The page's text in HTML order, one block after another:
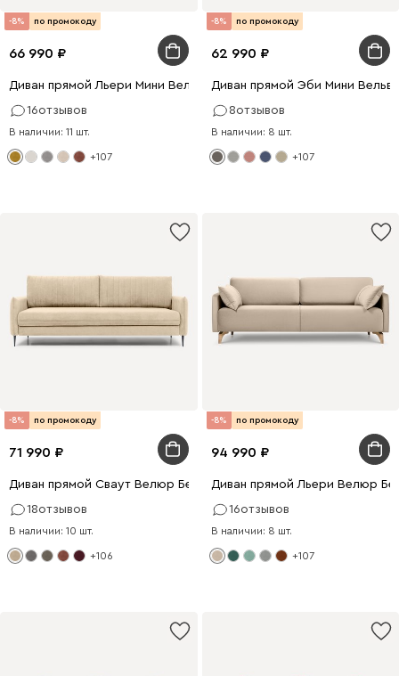
-8% по промокоду
66 990
Диван прямой Льери Мини Велюр Горчичный
16отзывов
В наличии: 11 шт.
+107
-8% по промокоду
62 990
Диван прямой Эби Мини
8отзывов
В наличии: 8 шт.
+107
-8% по промокоду
71 990
Диван прямой Сваут Велюр Бежевый
18отзывов
В наличии: 10 шт.
+106
-8% по промокоду
94 990
Диван прямой Льери Велюр
16отзывов
В наличии: 8 шт.
+107